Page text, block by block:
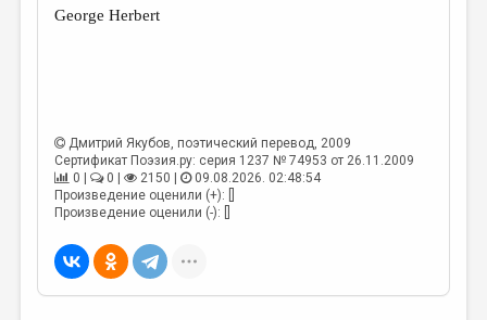
ТРЕДИАКОВСКИЙ
George Herbert
Дмитрий Якубов, поэтический перевод, 2009
Сертификат Поэзия.ру: серия 1237 № 74953 от 26.11.2009
0 |
0 | 2150 |
09.08.2026. 02:48:54
Произведение оценили (+): []
Произведение оценили (-): []